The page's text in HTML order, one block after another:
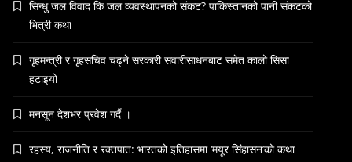
आज साँझ अस्ताउँदो सूर्यलाई अर्घ्य
April 26, 2026
सिन्धु जल विवाद कि जल व्यवस्थापनको संकट? पाकिस्तानको पानी संकटको
भित्री कथा
गृहमन्त्री र गृहसचिव चढ्ने सरकारी सवारीसाधनबाट समेत कालो सिसा
हटाइयो
मनसून देशभर प्रवेश गर्दै ।
रहस्य, राजनीति र रक्तपात: भारतको इतिहासमा ‘मयूर सिंहासन’को कथा